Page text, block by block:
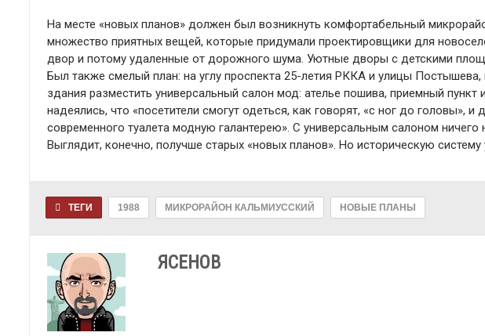
На месте «новых планов» должен был возникнуть комфортабельный
множество приятных вещей, которые придумали проектировщики для
двор и потому удаленные от дорожного шума. Уютные дворы с детскими
Был также смелый план: на углу проспекта 25-летия РККА и улицы Постышева,
здания разместить универсальный салон мод: ателье пошива, приемный пункт
надеялись, что «посетители смогут одеться, как говорят, «с ног до головы»,
современного туалета модную галантерею». С универсальным салоном ничего
Выглядит, конечно, получше старых «новых планов». Но историческую
ТЕГИ 1988 МИКРОРАЙОН КАЛЬМИУССКИЙ НОВЫЕ ПЛАНЫ
ЯСЕНОВ